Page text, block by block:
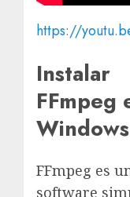
https://
Instalar
FFmpeg
FFmpeg es
software